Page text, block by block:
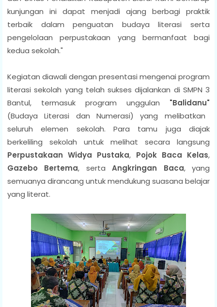
kunjungan ini dapat menjadi ajang berbagi praktik
terbaik dalam penguatan budaya literasi serta
pengelolaan perpustakaan yang bermanfaat bagi
kedua sekolah."
Kegiatan diawali dengan presentasi mengenai program
literasi sekolah yang telah sukses dijalankan di SMPN 3
Bantul, termasuk program unggulan "Balidanu"
(Budaya Literasi dan Numerasi) yang melibatkan
seluruh elemen sekolah. Para tamu juga diajak
berkeliling sekolah untuk melihat secara langsung
Perpustakaan Widya Pustaka, Pojok Baca Kelas,
Gazebo Bertema, sertaAngkringan Baca, yang
semuanya dirancang untuk mendukung suasana belajar
yang literat.